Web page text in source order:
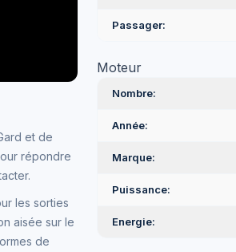
et de
répondre
les sorties
aisée sur le
de
Passager
Moteur
Nombre
Année
Marque
Puissance
Energie